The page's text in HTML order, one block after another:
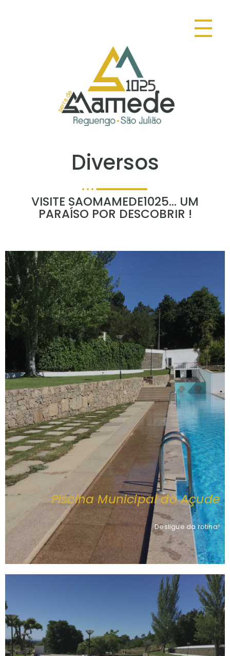
DESCUBRA SAOMAMEDE NATUREZA NATURALMENTE
Diversos
VISITE SAOMAMEDE1025... UM
PARAÍSO POR DESCOBRIR !
Piscina Municipal do Açude
Desligue da rotina!